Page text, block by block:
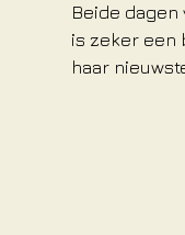
Beide dagen
is zeker een
haar